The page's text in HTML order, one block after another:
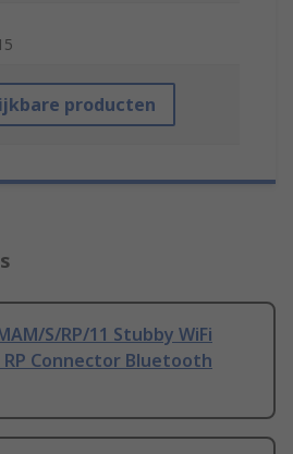
producten
S/RP/11 Stubby WiFi
Connector Bluetooth